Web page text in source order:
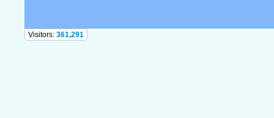
Visitors: 361,291